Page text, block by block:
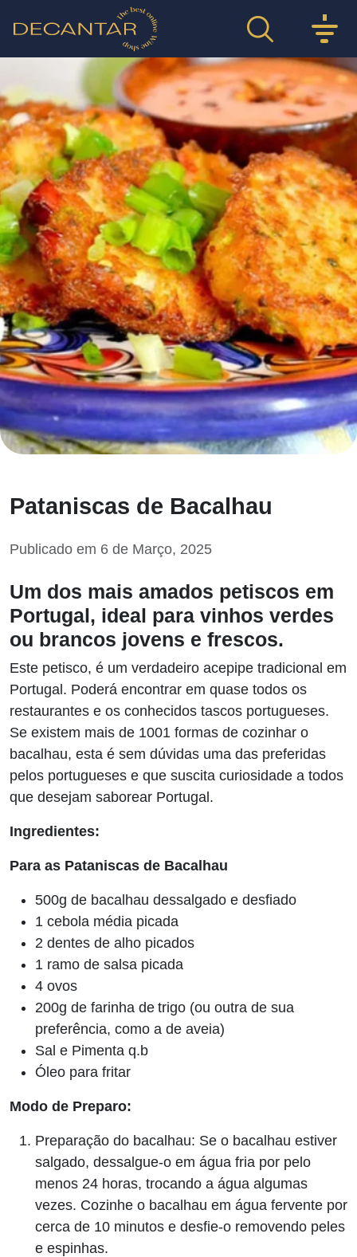
Pataniscas de Bacalhau
Publicado em 6 de Março, 2025
Um dos mais amados petiscos em
Portugal, ideal para vinhos verdes
ou brancos jovens e frescos.
Este petisco, é um verdadeiro acepipe tradicional em
Portugal. Poderá encontrar em quase todos os
restaurantes e os conhecidos tascos portugueses.
Se existem mais de 1001 formas de cozinhar o
bacalhau, esta é sem dúvidas uma das preferidas
pelos portugueses e que suscita curiosidade a todos
que desejam saborear Portugal.
Ingredientes:
Para as Pataniscas de Bacalhau
500g de bacalhau dessalgado e desfiado
1 cebola média picada
2 dentes de alho picados
1 ramo de salsa picada
4 ovos
200g de farinha de trigo (ou outra de sua
preferência, como a de aveia)
Sal e Pimenta q.b
Óleo para fritar
Modo de Preparo:
Preparação do bacalhau: Se o bacalhau estiver
salgado, dessalgue-o em água fria por pelo
menos 24 horas, trocando a água algumas
vezes. Cozinhe o bacalhau em água fervente por
cerca de 10 minutos e desfie-o removendo peles
e espinhas.